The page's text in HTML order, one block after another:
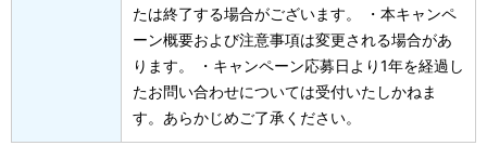
たは終了する場合がございます。
・本キャンペ
ーン概要および注意事項は変更される場合があ
ります。
・キャンペーン応募日より1年を経過し
たお問い合わせについては受付いたしかねま
す。あらかじめご了承ください。